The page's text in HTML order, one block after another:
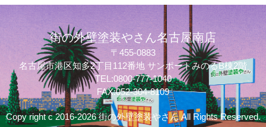
街の外壁塗装やさん名古屋南店
〒455-0883
名古屋市港区知多2丁目112番地 サンポートみのるB棟2階
TEL:0800-777-1040
FAX:052-304-8109
Copy right c 2016-2026 街の外壁塗装やさん All Rights Reserved.